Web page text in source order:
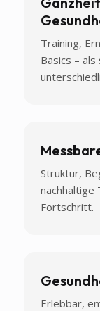
Training,
Basics –
Struktur,
nachhaltige
Fortschritt.
Erlebbar,